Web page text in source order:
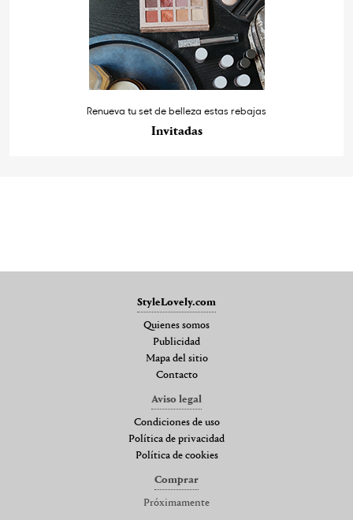
Renueva tu set de belleza estas rebajas
Invitadas
StyleLovely.com
Quienes somos
Publicidad
Mapa del sitio
Contacto
Aviso legal
Condiciones de uso
Política de privacidad
Política de cookies
Comprar
Próximamente